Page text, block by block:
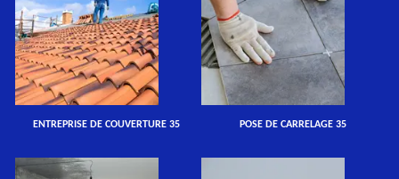
ENTREPRISE DE COUVERTURE 35 POSE DE CARRELAGE 35